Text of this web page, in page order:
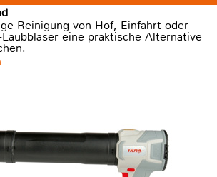
Reinigung von Hof, Einfahrt oder
eine praktische Alternative